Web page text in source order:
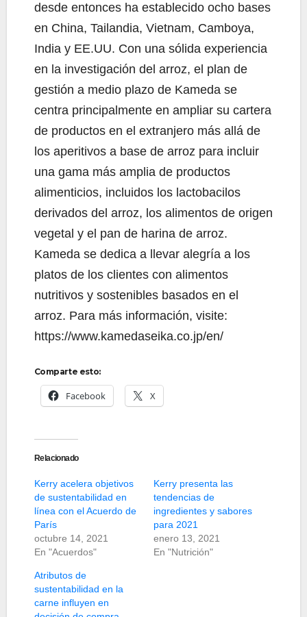
desde entonces ha establecido ocho bases
en China, Tailandia, Vietnam, Camboya,
India y EE.UU. Con una sólida experiencia
en la investigación del arroz, el plan de
gestión a medio plazo de Kameda se
centra principalmente en ampliar su cartera
de productos en el extranjero más allá de
los aperitivos a base de arroz para incluir
una gama más amplia de productos
alimenticios, incluidos los lactobacilos
derivados del arroz, los alimentos de origen
vegetal y el pan de harina de arroz.
Kameda se dedica a llevar alegría a los
platos de los clientes con alimentos
nutritivos y sostenibles basados en el
arroz. Para más información, visite:
https://www.kamedaseika.co.jp/en/
Comparte esto:
Facebook X
Relacionado
Kerry acelera objetivos
de sustentabilidad en
línea con el Acuerdo de
París
octubre 14, 2021
En "Acuerdos"
Kerry presenta las
tendencias de
ingredientes y sabores
para 2021
enero 13, 2021
En "Nutrición"
Atributos de
sustentabilidad en la
carne influyen en